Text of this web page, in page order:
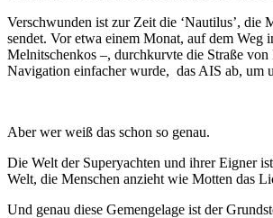
Verschwunden ist zur Zeit die ‘Nautilus’, die
sendet. Vor etwa einem Monat, auf dem Weg
Melnitschenkos –, durchkurvte die Straße
Navigation einfacher wurde, das AIS ab, um
Aber wer weiß das schon so genau.
Die Welt der Superyachten und ihrer Eigner
Welt, die Menschen anzieht wie Motten das
Und genau diese Gemengelage ist der